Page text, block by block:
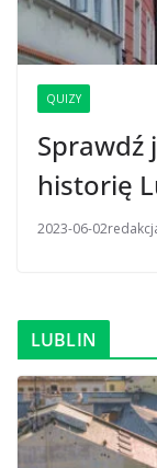
QUIZY
Sprawdź
historię
2023-06-02
LUBLIN